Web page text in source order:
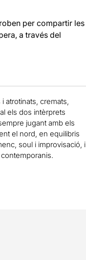
per compartir les
a través del
atrotinats, cremats,
els dos intèrprets
jugant amb els
el nord, en equilibris
soul i improvisació, i